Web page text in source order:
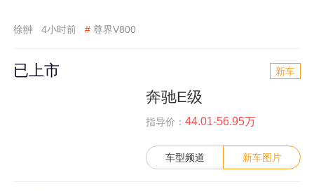
徐翀 4小时前 # 尊界V800
已上市 新车
奔驰E级
指导价： 44.01-56.95万
车型频道 新车图片